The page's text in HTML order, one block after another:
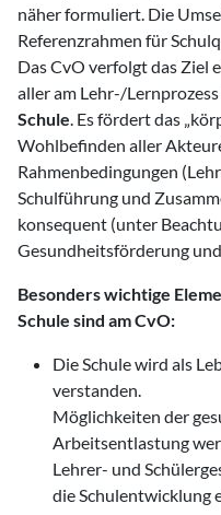
näher formuliert. Die
Referenzrahmen für
Das CvO verfolgt das Ziel
aller am Lehr-/
Schule. Es fördert das
Wohlbefinden aller
Rahmenbedingungen
Schulführung und
konsequent (unter
Gesundheitsförderung
Besonders wichtige
Schule sind am CvO:
Die Schule wird als
verstanden.
Möglichkeiten der
Arbeitsentlastung
Lehrer- und
die Schulentwicklung